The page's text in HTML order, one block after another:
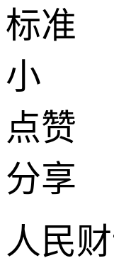
标准
小
点赞
分享
人民